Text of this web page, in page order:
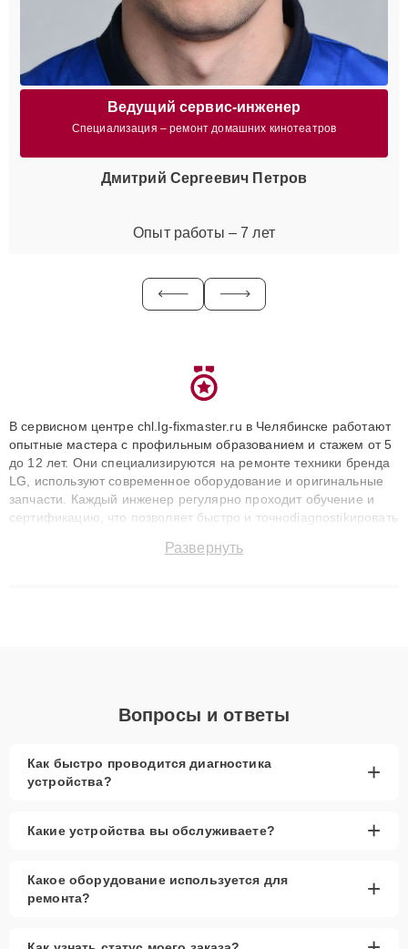
Ведущий сервис-инженер
Специализация – ремонт домашних кинотеатров
Дмитрий Сергеевич Петров
Опыт работы – 7 лет
В сервисном центре chl.lg-fixmaster.ru в Челябинске работают
опытные мастера с профильным образованием и стажем от 5
до 12 лет. Они специализируются на ремонте техники бренда
LG, используют современное оборудование и оригинальные
запчасти. Каждый инженер регулярно проходит обучение и
сертификацию, что позволяет быстро и точноdiagnostikировать
до 3 лет. Наши мастера решают сложные случаи: от замены
Развернуть
Вопросы и ответы
Как быстро проводится диагностика
устройства?
+
Какие устройства вы обслуживаете? +
Какое оборудование используется для
ремонта?
+